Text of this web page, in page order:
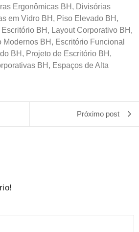
Ergonômicas BH, Divisórias
em Vidro BH, Piso Elevado BH,
BH, Layout Corporativo BH,
BH, Escritório Funcional
BH, Projeto de Escritório BH,
BH, Espaços de Alta
Próximo post